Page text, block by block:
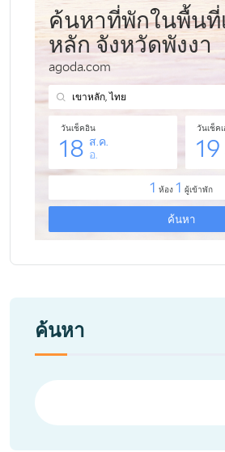
ค้นหา